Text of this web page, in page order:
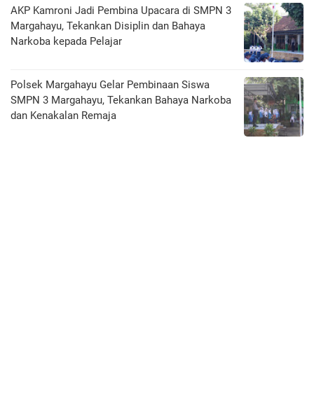
AKP Kamroni Jadi Pembina Upacara di SMPN 3
Margahayu, Tekankan Disiplin dan Bahaya
Narkoba kepada Pelajar
Polsek Margahayu Gelar Pembinaan Siswa
SMPN 3 Margahayu, Tekankan Bahaya Narkoba
dan Kenakalan Remaja